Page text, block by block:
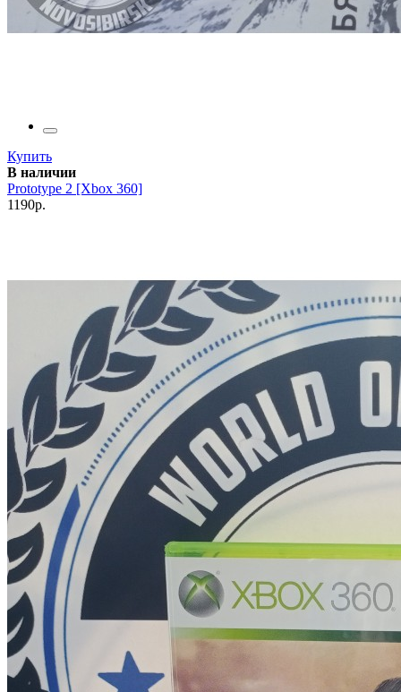
Купить
В наличии
Prototype 2 [Xbox 360]
1190р.